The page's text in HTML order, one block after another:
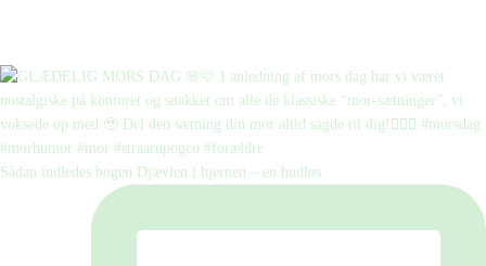
Sådan indledes bogen Djævlen i hjernen – en hudløs